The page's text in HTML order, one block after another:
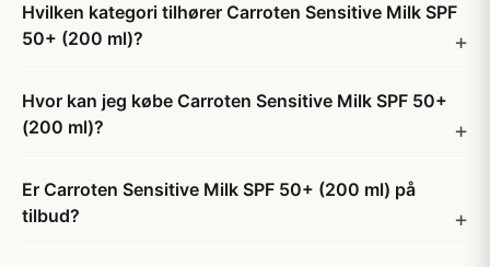
Hvilken kategori tilhører Carroten Sensitive Milk SPF
50+ (200 ml)?
Hvor kan jeg købe Carroten Sensitive Milk SPF 50+
(200 ml)?
Er Carroten Sensitive Milk SPF 50+ (200 ml) på
tilbud?